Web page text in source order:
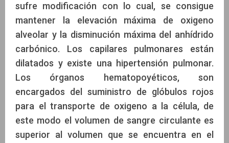
sufre modificación con lo cual, se consigue
mantener la elevación máxima de oxigeno
alveolar y la disminución máxima del anhídrido
carbónico. Los capilares pulmonares están
dilatados y existe una hipertensión pulmonar.
Los órganos hematopoyéticos, son
encargados del suministro de glóbulos rojos
para el transporte de oxigeno a la célula, de
este modo el volumen de sangre circulante es
superior al volumen que se encuentra en el